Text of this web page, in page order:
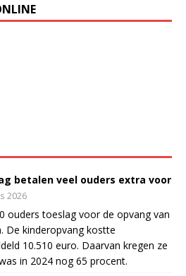
betalen veel ouders extra voor
2026
ouders toeslag voor de opvang van
De kinderopvang kostte
10.510 euro. Daarvan kregen ze
in 2024 nog 65 procent.